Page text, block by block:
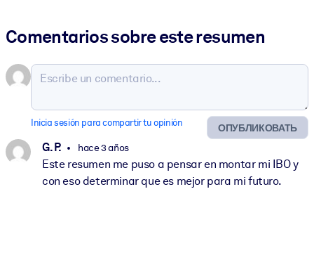
Comentarios sobre este resumen
ОПУБЛИКОВАТЬ
Inicia sesión para compartir tu opinión
G. P. hace 3 años
Este resumen me puso a pensar en montar mi IBO y
con eso determinar que es mejor para mi futuro.